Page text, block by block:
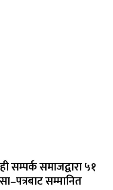
सम्पर्क समाजद्वारा ५१
सम्मानित